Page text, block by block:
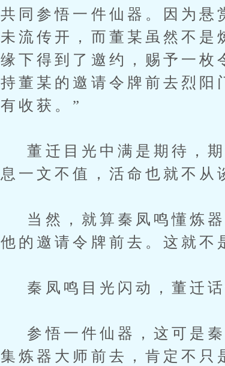
共同参悟一件仙器。因为悬
未流传开，而董某虽然不是
缘下得到了邀约，赐予一枚
持董某的邀请令牌前去烈阳
有收获。”
董迁目光中满是期待，期
息一文不值，活命也就不从
当然，就算秦凤鸣懂炼器
他的邀请令牌前去。这就不
秦凤鸣目光闪动，董迁话
参悟一件仙器，这可是秦
集炼器大师前去，肯定不只